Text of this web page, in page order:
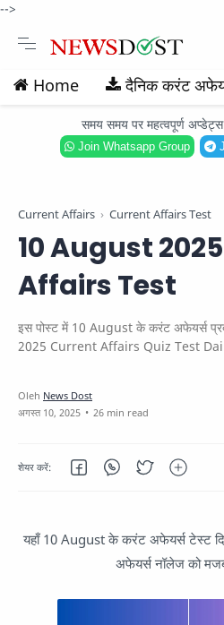
-->
Home दैनिक करंट
समय समय पर महत्वपूर्ण
Join Whatsapp Group
Current Affairs Current Affairs Test
10 August
Affairs Test
इस पोस्ट में 10 August के करंट अफेयर्स
2025 Current Affairs Quiz Test
26 min read
यहाँ 10 August के करंट अफेयर्स टेस्ट
अफेयर्स नॉलेज को